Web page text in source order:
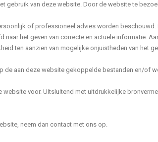
gebruik van deze website. Door de website te
of professioneel advies worden
het geven van correcte en actuele informatie.
ten aanzien van mogelijke onjuistheden van het
de aan deze website gekoppelde bestanden en/of
website voor. Uitsluitend met uitdrukkelijke
neem dan contact met ons op.